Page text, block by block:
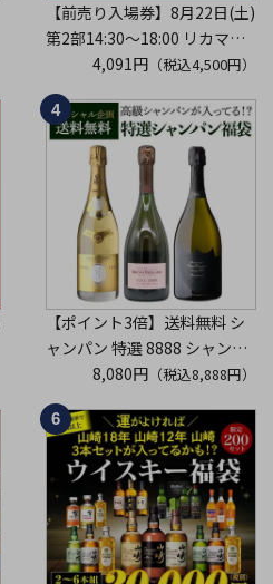
【前売り入場券】8月22日(土)
第2部14:30～18:00 リカマン
ウイスキーメッセ in京都
2026 1枚
入場券となるeチケットは【8
月中旬】にメールにて配信予
※代引き決済不可
4,091円 （税込4,500円）
【ポイント3倍】送料無料 シ
ャンパン 特選 8888 シャンパ
ン福袋 第29弾 高級シャンパ
ン を探せ！ 超レアシャンパン
が入ってるかも!?【限定300セ
ット】 シャンパーニュ クリス
タル ドンペリP2 NPU 2008
VT リカーマウ
8,080円 （税込8,888円）